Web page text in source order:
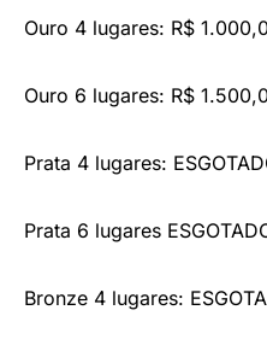
Ouro 4 lugares: R$
Ouro 6 lugares: R$
Prata 4 lugares:
Prata 6 lugares
Bronze 4 lugares: